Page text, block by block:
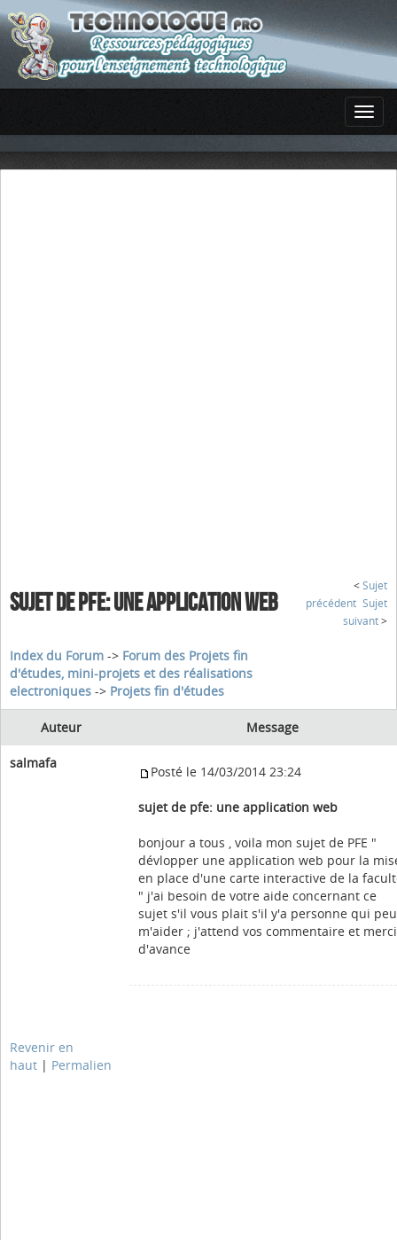
SUJET DE PFE: UNE APPLICATION WEB
< Sujet
précédent Sujet
suivant >
Index du Forum -> Forum des Projets fin
d'études, mini-projets et des réalisations
electroniques -> Projets fin d'études
Auteur Message
salmafa
Posté le 14/03/2014 23:24
sujet de pfe: une application web
bonjour a tous , voila mon sujet de PFE "
dévlopper une application web pour la
en place d'une carte interactive de la
" j'ai besoin de votre aide concernant ce
sujet s'il vous plait s'il y'a personne qui
m'aider ; j'attend vos commentaire et merci
d'avance
Revenir en
haut | Permalien